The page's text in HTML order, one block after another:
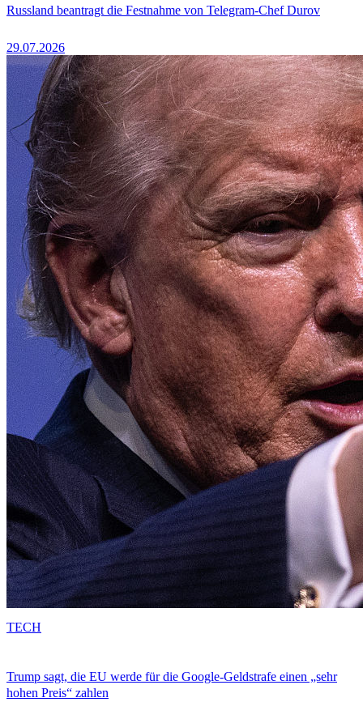
Russland beantragt die Festnahme von Telegram-Chef Durov
29.07.2026
Trump sagt, die EU werde für die Google-Geldstrafe einen „sehr
hohen Preis“ zahlen
TECH